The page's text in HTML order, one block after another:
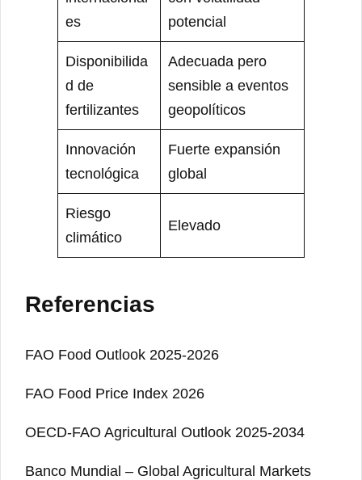
es
potencial
Disponibilida
d de
fertilizantes
Adecuada pero
sensible a eventos
geopolíticos
Innovación
tecnológica
Fuerte expansión
global
Riesgo
climático
Elevado
Referencias
FAO Food Outlook 2025-2026
FAO Food Price Index 2026
OECD-FAO Agricultural Outlook 2025-2034
Banco Mundial – Global Agricultural Markets